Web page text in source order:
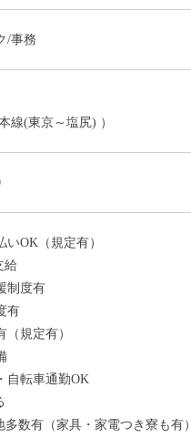
/事務
線(東京～塩尻) ）
OK（規定有）
給
制度有
有
規定有）
自転車通勤OK
数有（家具・家電つき寮も有）